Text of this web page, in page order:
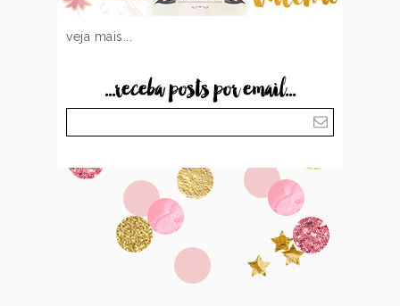
veja mais...
...receba posts por email...